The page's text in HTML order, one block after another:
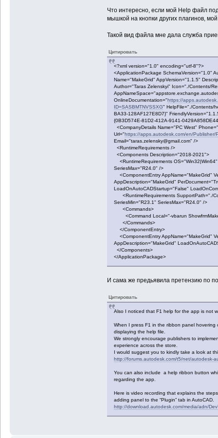
Что интересно, если мой Help файл
мышкой на кнопки других плагинов,
Такой вид файла мне дала служба
Цитировать
<?xml version="1.0" encoding="utf-8"?>
<ApplicationPackage SchemaVersion="1.0"
Name="MakeGrid" AppVersion="1.1.5"
Author="Taras Zelenskyi" Icon="./Contents/
OnlineDocumentation="https://
ID=SASBMTNVSSXG" HelpFile="./Contents/
BA33-128AF127E8D7}"
{0B3D574E-81D2-412A-9141-
<CompanyDetails Name="PC West"
Url="https://apps.autodesk.com/en/Publisher/
Email="taras.zelensky@gmail.com" />
<RuntimeRequirements />
<Components Description="2018-2021">
<RuntimeRequirements
SeriesMax="R24.0" />
<ComponentEntry AppName="MakeGrid"
AppDescription="MakeGrid"
LoadOnAutoCADStartup="False"
<RuntimeRequirements SupportPath="./
SeriesMin="R23.1" SeriesMax="R24.0" />
<Commands>
<Command Local="-vbarun
</Commands>
</ComponentEntry>
<ComponentEntry AppName="MakeGrid"
AppDescription="MakeGrid"
</Components>
</ApplicationPackage>
И сама же предьявила претензию по
Цитировать
Also I noticed that F1 help for the app is not
When I press F1 in the ribbon panel
displaying the help file.
We strongly encourage publishers to
experience across the store.
I would suggest you to kindly take a look at
http://forums.autodesk.com/t5/net/autodesk-
You can also include a help ribbon button
regarding the app.
Here is video recording that explains the
adding panel to the “Plugin” tab in AutoCAD.
http://download.autodesk.com/media/adn/